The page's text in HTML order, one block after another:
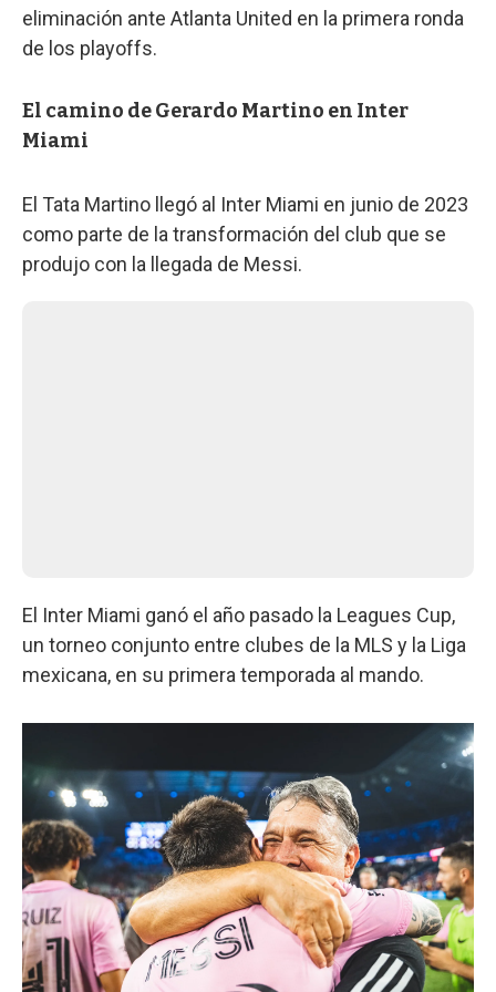
eliminación ante Atlanta United en la primera ronda
de los playoffs.
El camino de Gerardo Martino en Inter
Miami
El Tata Martino llegó al Inter Miami en junio de 2023
como parte de la transformación del club que se
produjo con la llegada de Messi.
El Inter Miami ganó el año pasado la Leagues Cup,
un torneo conjunto entre clubes de la MLS y la Liga
mexicana, en su primera temporada al mando.